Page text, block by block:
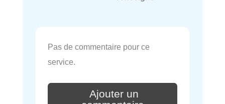
Pas de commentaire pour ce
service.
Ajouter un